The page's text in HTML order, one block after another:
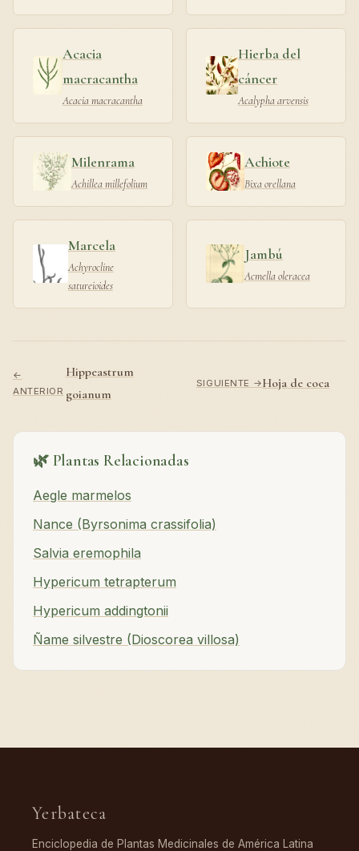
Acacia
macracantha
Acacia macracantha
Hierba del
cáncer
Acalypha arvensis
Milenrama
Achillea millefolium
Achiote
Bixa orellana
Marcela
Achyrocline
satureioides
Jambú
Acmella oleracea
←
ANTERIOR
Hippeastrum
goianum
SIGUIENTE →Hoja de coca
🌿 Plantas Relacionadas
Aegle marmelos
Nance (Byrsonima crassifolia)
Salvia eremophila
Hypericum tetrapterum
Hypericum addingtonii
Ñame silvestre (Dioscorea villosa)
Yerbateca
Enciclopedia de Plantas Medicinales de América Latina